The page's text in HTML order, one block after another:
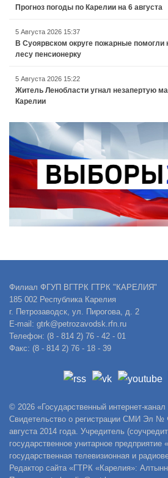
Прогноз погоды по Карелии на 6 августа
5 Августа 2026 15:37
В Суоярвском округе пожарные
лесу пенсионерку
5 Августа 2026 15:22
Житель Ленобласти угнал незапертую
Карелии
Филиал ФГУП ВГТРК ГТРК "КАРЕЛИЯ"
185 002 Республика Карелия
г. Петрозаводск, ул. Пирогова, д. 2
E-mail: gtrk@petrozavodsk.rfn.ru
Телефон: (8 - 814 2) 76 - 42 - 01
Факс: (8 - 814 2) 76 - 18 - 39
© 2026 «Государственный интернет-
Свидетельство о регистрации СМИ Эл №
августа 2014 года. Учредитель
государственное унитарное предприятие
государственная телевизионная и
Редактор сайта «ГТРК «Карелия»: